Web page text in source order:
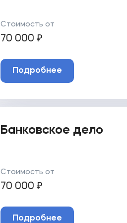
Стоимость от
70 000 ₽
Подробнее
Банковское дело
Стоимость от
70 000 ₽
Подробнее